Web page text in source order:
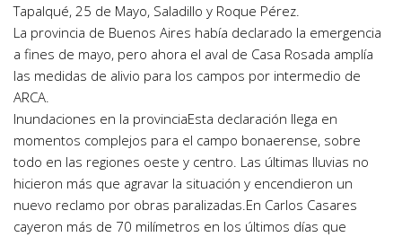
Tapalqué, 25 de Mayo, Saladillo y Roque Pérez.
La provincia de Buenos Aires había declarado la emergencia
a fines de mayo, pero ahora el aval de Casa Rosada amplía
las medidas de alivio para los campos por intermedio de
ARCA.
Inundaciones en la provinciaEsta declaración llega en
momentos complejos para el campo bonaerense, sobre
todo en las regiones oeste y centro. Las últimas lluvias no
hicieron más que agravar la situación y encendieron un
nuevo reclamo por obras paralizadas.En Carlos Casares
cayeron más de 70 milímetros en los últimos días que